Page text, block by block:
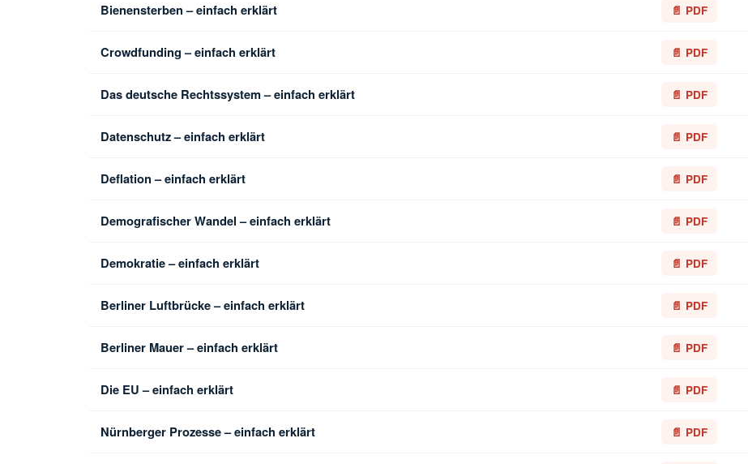
Bienensterben – einfach erklärt 📄 PDF
Crowdfunding – einfach erklärt 📄 PDF
Das deutsche Rechtssystem – einfach erklärt 📄 PDF
Datenschutz – einfach erklärt 📄 PDF
Deflation – einfach erklärt 📄 PDF
Demografischer Wandel – einfach erklärt 📄 PDF
Demokratie – einfach erklärt 📄 PDF
Berliner Luftbrücke – einfach erklärt 📄 PDF
Berliner Mauer – einfach erklärt 📄 PDF
Die EU – einfach erklärt 📄 PDF
Nürnberger Prozesse – einfach erklärt 📄 PDF